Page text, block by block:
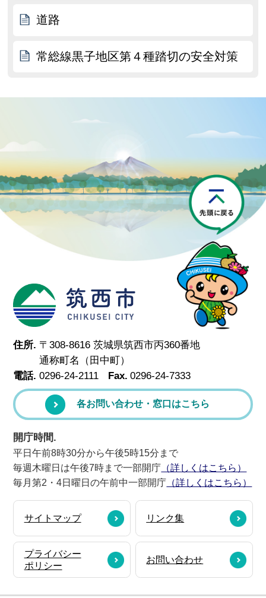
道路
常総線黒子地区第４種踏切の安全対策
筑西市
住所. 〒308-8616 茨城県筑西市丙360番地
通称町名（田中町）
電話. 0296-24-2111 Fax. 0296-24-7333
各お問い合わせ・窓口はこちら
開庁時間.
平日午前8時30分から午後5時15分まで
毎週木曜日は午後7時まで一部開庁 （詳しくはこちら）
毎月第2・4日曜日の午前中一部開庁 （詳しくはこちら）
サイトマップ リンク集
プライバシー
ポリシー
お問い合わせ